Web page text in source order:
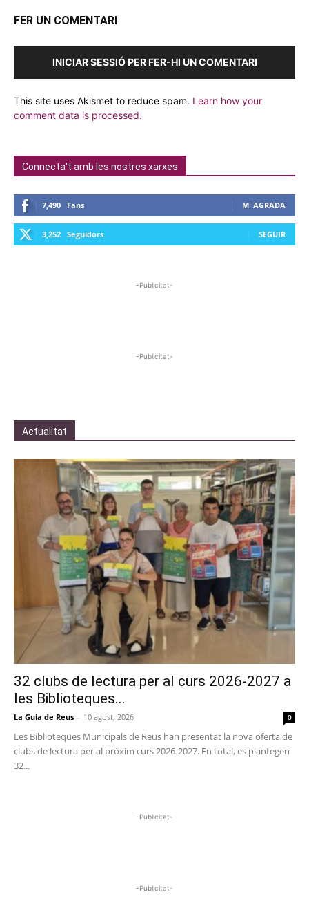
FER UN COMENTARI
INICIAR SESSIÓ PER FER-HI UN COMENTARI
This site uses Akismet to reduce spam. Learn how your
comment data is processed.
Connecta't amb les nostres xarxes
7,490 Fans M' AGRADA
3,252 Seguidors SEGUIR
-Publicitat-
-Publicitat-
Actualitat
32 clubs de lectura per al curs 2026-2027 a
les Biblioteques...
La Guia de Reus - 10 agost, 2026 0
Les Biblioteques Municipals de Reus han presentat la nova oferta de
clubs de lectura per al pròxim curs 2026-2027. En total, es plantegen
32...
-Publicitat-
-Publicitat-